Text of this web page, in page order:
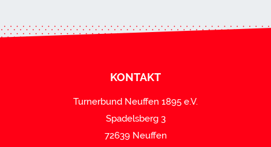
KONTAKT
Turnerbund Neuffen 1895 e.V.
Spadelsberg 3
72639 Neuffen